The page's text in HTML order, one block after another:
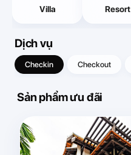
Villa Resort
Dịch vụ
Checkin Checkout
Sản phẩm ưu đãi